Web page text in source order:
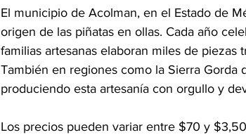
El municipio de Acolman, en el Estado de
origen de las piñatas en ollas. Cada año
familias artesanas elaboran miles de
También en regiones como la Sierra Gorda
produciendo esta artesanía con orgullo y
Los precios pueden variar entre $70 y